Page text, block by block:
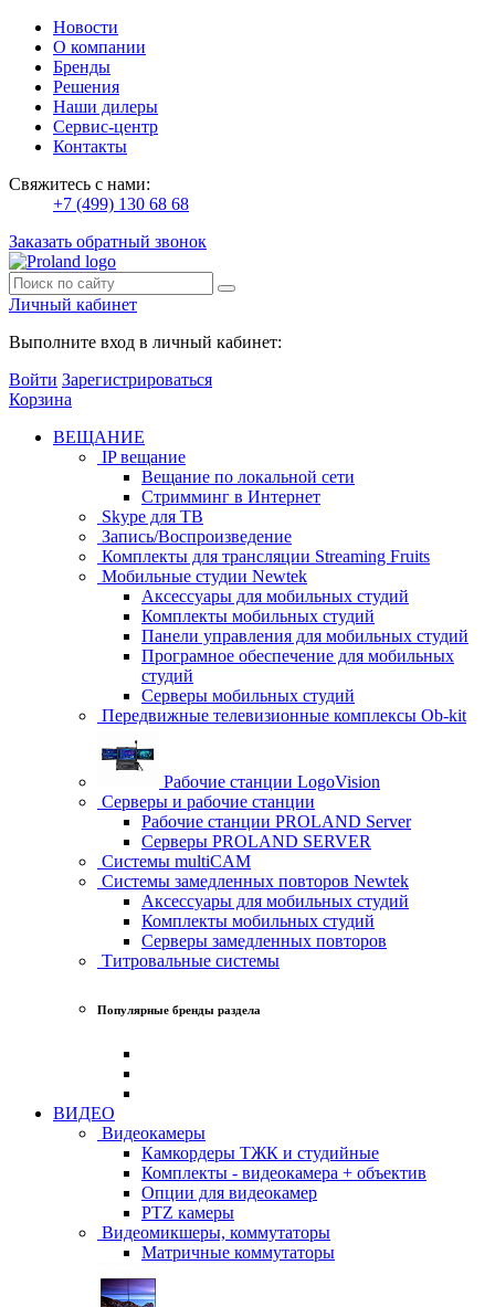
Новости
О компании
Бренды
Решения
Наши дилеры
Сервис-центр
Контакты
Свяжитесь с нами:
+7 (499) 130 68 68
Заказать обратный звонок
Личный кабинет
Выполните вход в личный кабинет:
Войти Зарегистрироваться
Корзина
ВЕЩАНИЕ
IP вещание
Вещание по локальной сети
Стримминг в Интернет
Skype для ТВ
Запись/Воспроизведение
Комплекты для трансляции Streaming Fruits
Мобильные студии Newtek
Аксессуары для мобильных студий
Комплекты мобильных студий
Панели управления для мобильных студий
Програмное обеспечение для мобильных
студий
Серверы мобильных студий
Передвижные телевизионные комплексы Ob-kit
Рабочие станции LogoVision
Серверы и рабочие станции
Рабочие станции PROLAND Server
Серверы PROLAND SERVER
Системы multiCAM
Системы замедленных повторов Newtek
Аксессуары для мобильных студий
Комплекты мобильных студий
Серверы замедленных повторов
Титровальные системы
Популярные бренды раздела
ВИДЕО
Видеокамеры
Камкордеры ТЖК и студийные
Комплекты - видеокамера + объектив
Опции для видеокамер
PTZ камеры
Видеомикшеры, коммутаторы
Матричные коммутаторы